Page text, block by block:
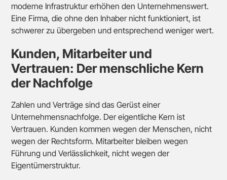
moderne Infrastruktur erhöhen den Unternehmenswert.
Eine Firma, die ohne den Inhaber nicht funktioniert, ist
schwerer zu übergeben und entsprechend weniger wert.
Kunden, Mitarbeiter und
Vertrauen: Der menschliche Kern
der Nachfolge
Zahlen und Verträge sind das Gerüst einer
Unternehmensnachfolge. Der eigentliche Kern ist
Vertrauen. Kunden kommen wegen der Menschen, nicht
wegen der Rechtsform. Mitarbeiter bleiben wegen
Führung und Verlässlichkeit, nicht wegen der
Eigentümerstruktur.